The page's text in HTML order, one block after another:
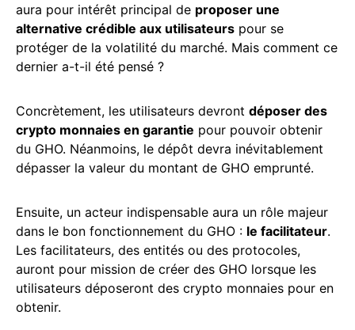
aura pour intérêt principal de proposer une
alternative crédible aux utilisateurs pour se
protéger de la volatilité du marché. Mais comment ce
dernier a-t-il été pensé ?
Concrètement, les utilisateurs devront déposer des
crypto monnaies en garantie pour pouvoir obtenir
du GHO. Néanmoins, le dépôt devra inévitablement
dépasser la valeur du montant de GHO emprunté.
Ensuite, un acteur indispensable aura un rôle majeur
dans le bon fonctionnement du GHO : le facilitateur.
Les facilitateurs, des entités ou des protocoles,
auront pour mission de créer des GHO lorsque les
utilisateurs déposeront des crypto monnaies pour en
obtenir.